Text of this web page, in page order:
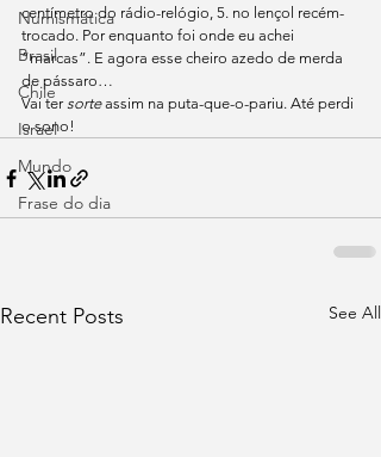
Numismática
Brasil
Chile
Israel
Mundo
Frase do dia
centímetro do rádio-relógio, 5. no lençol recém-
trocado. Por enquanto foi onde eu achei
“marcas”. E agora esse cheiro azedo de merda
de pássaro…
Vai ter sorte assim na puta-que-o-pariu. Até perdi
o sono!
Recent Posts See All